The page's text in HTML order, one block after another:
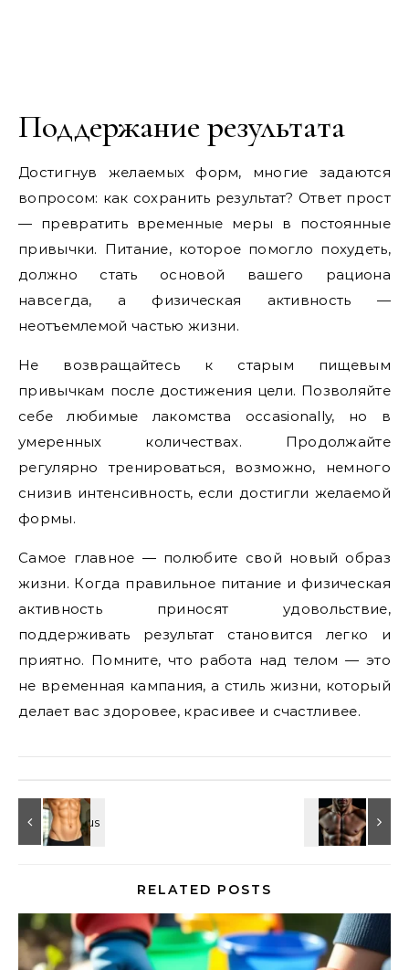
Поддержание результата
Достигнув желаемых форм, многие задаются
вопросом: как сохранить результат? Ответ прост
— превратить временные меры в постоянные
привычки. Питание, которое помогло похудеть,
должно стать основой вашего рациона
навсегда, а физическая активность —
неотъемлемой частью жизни.
Не возвращайтесь к старым пищевым
привычкам после достижения цели. Позволяйте
себе любимые лакомства occasionally, но в
умеренных количествах. Продолжайте
регулярно тренироваться, возможно, немного
снизив интенсивность, если достигли желаемой
формы.
Самое главное — полюбите свой новый образ
жизни. Когда правильное питание и физическая
активность приносят удовольствие,
поддерживать результат становится легко и
приятно. Помните, что работа над телом — это
не временная кампания, а стиль жизни, который
делает вас здоровее, красивее и счастливее.
RELATED POSTS